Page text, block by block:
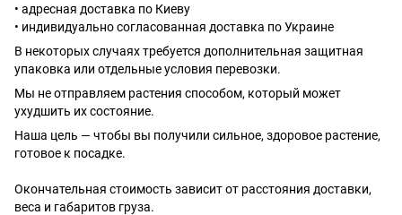
• адресная доставка по Киеву
• индивидуально согласованная доставка по Украине
В некоторых случаях требуется дополнительная защитная
упаковка или отдельные условия перевозки.
Мы не отправляем растения способом, который может
ухудшить их состояние.
Наша цель — чтобы вы получили сильное, здоровое растение,
готовое к посадке.
Окончательная стоимость зависит от расстояния доставки,
веса и габаритов груза.